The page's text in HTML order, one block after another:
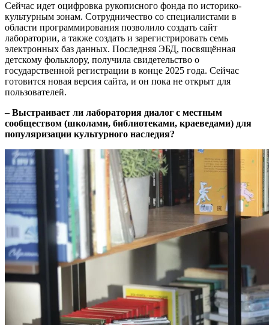
Сейчас идет оцифровка рукописного фонда по историко-
культурным зонам. Сотрудничество со специалистами в
области программирования позволило создать сайт
лаборатории, а также создать и зарегистрировать семь
электронных баз данных. Последняя ЭБД, посвящённая
детскому фольклору, получила свидетельство о
государственной регистрации в конце 2025 года. Сейчас
готовится новая версия сайта, и он пока не открыт для
пользователей.
– Выстраивает ли лаборатория диалог с местным
сообществом (школами, библиотеками, краеведами) для
популяризации культурного наследия?